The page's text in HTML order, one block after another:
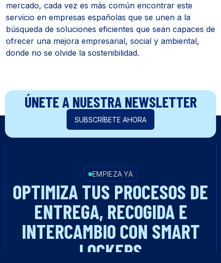
mercado, cada vez es más común encontrar este
servicio en empresas españolas que se unen a la
búsqueda de soluciones eficientes que sean capaces de
ofrecer una mejora empresarial, social y ambiental,
donde no se olvide la sostenibilidad.
ÚNETE A NUESTRA NEWSLETTER
SUBSCRÍBETE AHORA
EMPIEZA YA
OPTIMIZA TUS PROCESOS DE
ENTREGA, RECOGIDA E
INTERCAMBIO CON SMART
LOCKERS